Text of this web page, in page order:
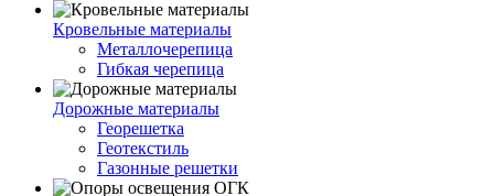
Кровельные материалы
Металлочерепица
Гибкая черепица
Дорожные материалы
Георешетка
Геотекстиль
Газонные решетки